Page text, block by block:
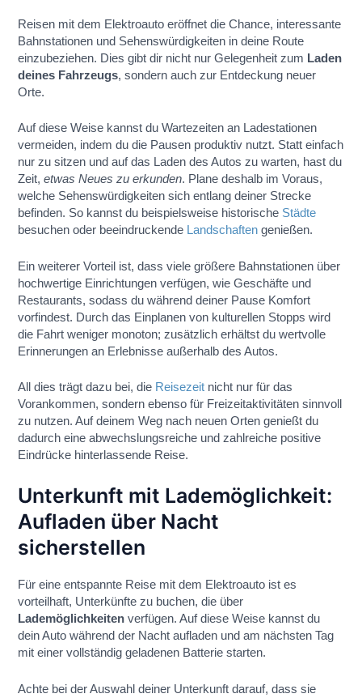
Reisen mit dem Elektroauto eröffnet die Chance, interessante
Bahnstationen und Sehenswürdigkeiten in deine Route
einzubeziehen. Dies gibt dir nicht nur Gelegenheit zum Laden
deines Fahrzeugs, sondern auch zur Entdeckung neuer
Orte.
Auf diese Weise kannst du Wartezeiten an Ladestationen
vermeiden, indem du die Pausen produktiv nutzt. Statt einfach
nur zu sitzen und auf das Laden des Autos zu warten, hast du
Zeit,etwas Neues zu erkunden. Plane deshalb im Voraus,
welche Sehenswürdigkeiten sich entlang deiner Strecke
befinden. So kannst du beispielsweise historische Städte
besuchen oder beeindruckende Landschaften genießen.
Ein weiterer Vorteil ist, dass viele größere Bahnstationen über
hochwertige Einrichtungen verfügen, wie Geschäfte und
Restaurants, sodass du während deiner Pause Komfort
vorfindest. Durch das Einplanen von kulturellen Stopps wird
die Fahrt weniger monoton; zusätzlich erhältst du wertvolle
Erinnerungen an Erlebnisse außerhalb des Autos.
All dies trägt dazu bei, die Reisezeit nicht nur für das
Vorankommen, sondern ebenso für Freizeitaktivitäten sinnvoll
zu nutzen. Auf deinem Weg nach neuen Orten genießt du
dadurch eine abwechslungsreiche und zahlreiche positive
Eindrücke hinterlassende Reise.
Unterkunft mit Lademöglichkeit:
Aufladen über Nacht
sicherstellen
Für eine entspannte Reise mit dem Elektroauto ist es
vorteilhaft, Unterkünfte zu buchen, die über
Lademöglichkeiten verfügen. Auf diese Weise kannst du
dein Auto während der Nacht aufladen und am nächsten Tag
mit einer vollständig geladenen Batterie starten.
Achte bei der Auswahl deiner Unterkunft darauf, dass sie